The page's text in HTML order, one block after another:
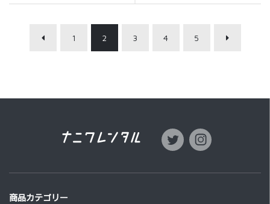
1 2 3 4 5
商品カテゴリー